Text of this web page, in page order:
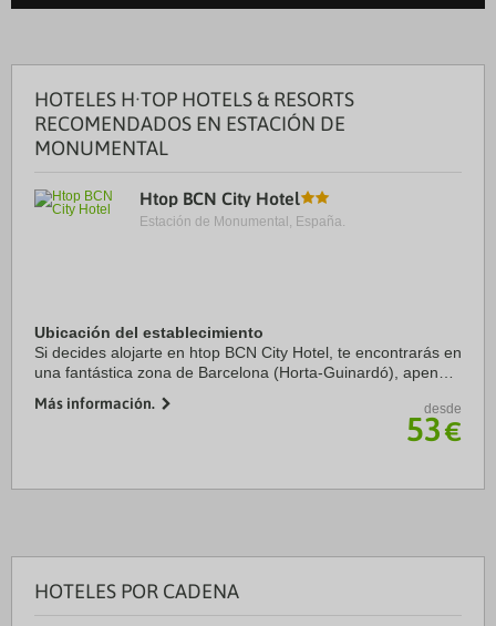
HOTELES H·TOP HOTELS & RESORTS
RECOMENDADOS EN ESTACIÓN DE
MONUMENTAL
Htop BCN City Hotel
Estación de Monumental, España.
Ubicación del establecimiento
Si decides alojarte en htop BCN City Hotel, te encontrarás en
una fantástica zona de Barcelona (Horta-Guinardó), apenas
Casa Milà. Además, este ...
Más información. desde
53€
HOTELES POR CADENA